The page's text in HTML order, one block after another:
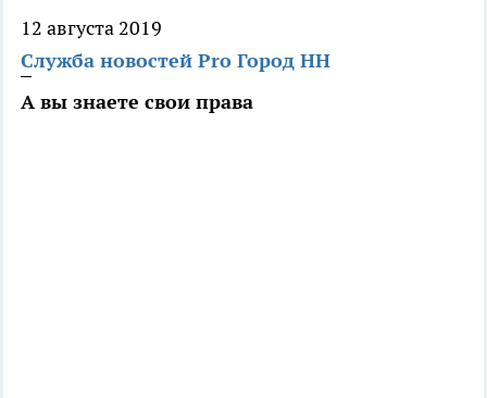
12 августа 2019
Служба новостей Pro Город НН
А вы знаете свои права